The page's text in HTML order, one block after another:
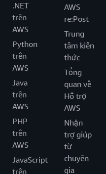
.NET
trên
AWS
Python
trên
AWS
Java
trên
AWS
PHP
trên
AWS
JavaScript
trên
AWS
re:Post
Trung
tâm kiến
thức
Tổng
quan về
Hỗ trợ
AWS
Nhận
trợ giúp
từ
chuyên
gia